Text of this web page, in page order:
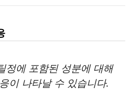
정에 포함된 성분에 대해
이 나타날 수 있습니다.